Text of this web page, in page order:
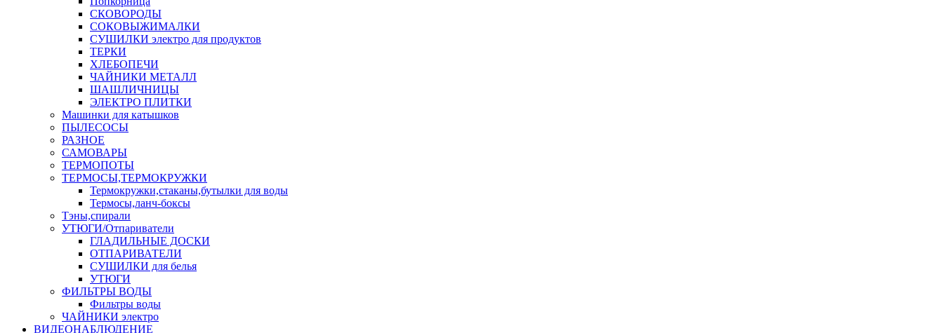
СКОВОРОДЫ
СОКОВЫЖИМАЛКИ
СУШИЛКИ электро для продуктов
ТЕРКИ
ХЛЕБОПЕЧИ
ЧАЙНИКИ МЕТАЛЛ
ШАШЛИЧНИЦЫ
ЭЛЕКТРО ПЛИТКИ
Машинки для катышков
ПЫЛЕСОСЫ
РАЗНОЕ
САМОВАРЫ
ТЕРМОПОТЫ
ТЕРМОСЫ,ТЕРМОКРУЖКИ
Термокружки,стаканы,бутылки для воды
Термосы,ланч-боксы
Тэны,спирали
УТЮГИ/Отпариватели
ГЛАДИЛЬНЫЕ ДОСКИ
ОТПАРИВАТЕЛИ
СУШИЛКИ для белья
УТЮГИ
ФИЛЬТРЫ ВОДЫ
Фильтры воды
ЧАЙНИКИ электро
ВИДЕОНАБЛЮДЕНИЕ